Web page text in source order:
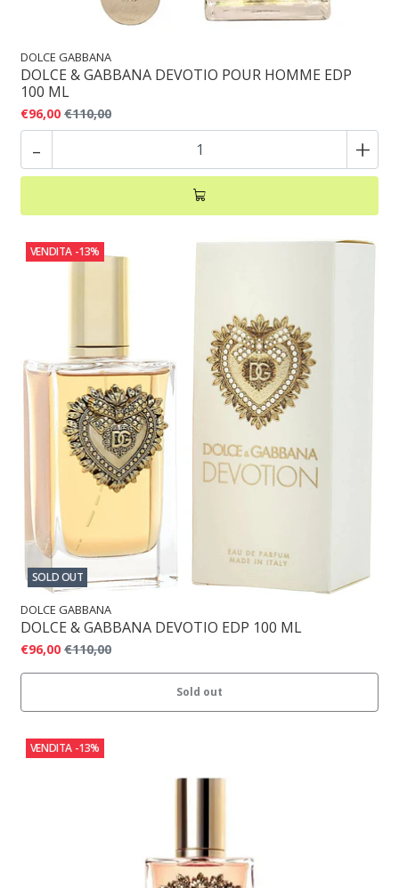
DOLCE GABBANA
DOLCE & GABBANA DEVOTIO POUR HOMME EDP
100 ML
€96,00 €110,00
- +
VENDITA -13%
SOLD OUT
DOLCE GABBANA
DOLCE & GABBANA DEVOTIO EDP 100 ML
€96,00 €110,00
Sold out
VENDITA -13%